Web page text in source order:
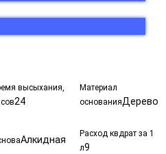
высыхания,
24
Материал
основанияДерево
Алкидная
Расход квдрат за 1
л9